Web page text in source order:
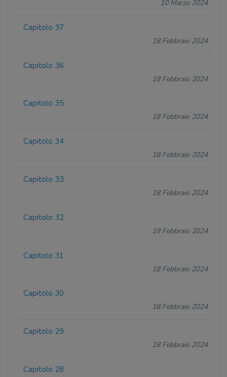
10 Marzo 2024
Capitolo 37
18 Febbraio 2024
Capitolo 36
18 Febbraio 2024
Capitolo 35
18 Febbraio 2024
Capitolo 34
18 Febbraio 2024
Capitolo 33
18 Febbraio 2024
Capitolo 32
18 Febbraio 2024
Capitolo 31
18 Febbraio 2024
Capitolo 30
18 Febbraio 2024
Capitolo 29
18 Febbraio 2024
Capitolo 28